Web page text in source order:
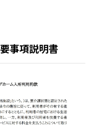
事項説明書